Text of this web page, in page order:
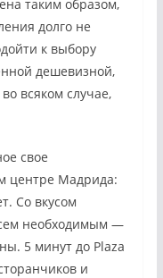
таким образом,
долго не
к выбору
дешевизной,
всяком случае,
свое
центре Мадрида:
Со вкусом
необходимым —
5 минут до Plaza
и